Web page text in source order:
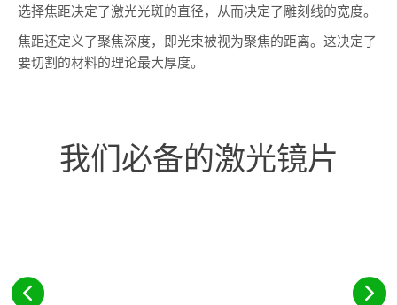
选择焦距决定了激光光斑的直径，从而决定了雕刻线的宽度。
焦距还定义了聚焦深度，即光束被视为聚焦的距离。这决定了
要切割的材料的理论最大厚度。
我们必备的激光镜片